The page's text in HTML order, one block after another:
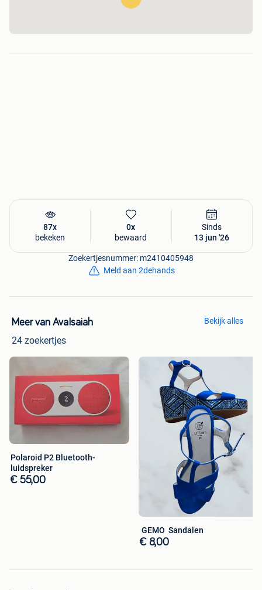
87x
bekeken
0x
bewaard
Sinds
13 jun '26
Zoekertjesnummer: m2410405948
Meld aan 2dehands
Meer van AvaIsaiah
24 zoekertjes
Bekijk alles
Polaroid P2 Bluetooth-
luidspreker
€ 55,00
️ GEMO ️ Sandalen
€ 8,00